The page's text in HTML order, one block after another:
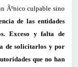
Ãºnico culpable sino
de las entidades
Exceso y falta de
de solicitarlos y por
que no han